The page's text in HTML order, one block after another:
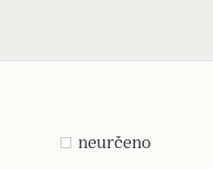
neurčeno